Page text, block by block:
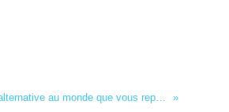
Nous sommes l’alternative au monde que vous représentez.